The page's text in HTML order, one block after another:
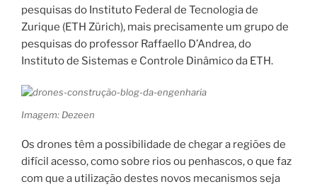
pesquisas do Instituto Federal de Tecnologia de
Zurique (ETH Zürich), mais precisamente um grupo de
pesquisas do professor Raffaello D’Andrea, do
Instituto de Sistemas e Controle Dinâmico da ETH.
Imagem: Dezeen
Os drones têm a possibilidade de chegar a regiões de
difícil acesso, como sobre rios ou penhascos, o que faz
com que a utilização destes novos mecanismos seja